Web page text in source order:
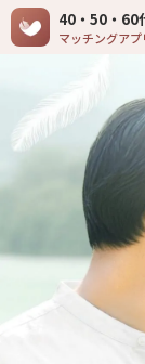
40・50・60
マッチングアプ